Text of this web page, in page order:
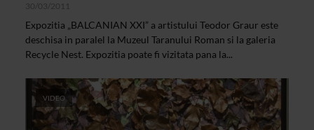
30/03/2011
Expozitia „BALCANIAN XXI” a artistului Teodor Graur este
deschisa in paralel la Muzeul Taranului Roman si la galeria
Recycle Nest. Expozitia poate fi vizitata pana la...
VIDEO